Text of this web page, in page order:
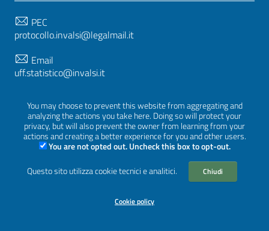
You may choose to prevent this website from aggregating and
analyzing the actions you take here. Doing so will protect your
privacy, but will also prevent the owner from learning from your
actions and creating a better experience for you and other users.
You are not opted out. Uncheck this box to opt-out.
Questo sito utilizza cookie tecnici e analitici.
Chiudi
Cookie policy
PEC
protocollo.invalsi@legalmail.it
Email
uff.statistico@invalsi.it
restituzione.dati@invalsi.it
SEGUICI SU
Sezione Link Utili